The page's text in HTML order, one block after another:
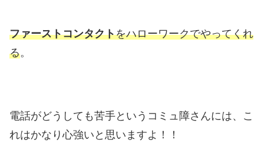
ファーストコンタクトをハローワークでやってくれ
る。
電話がどうしても苦手というコミュ障さんには、こ
れはかなり心強いと思いますよ！！